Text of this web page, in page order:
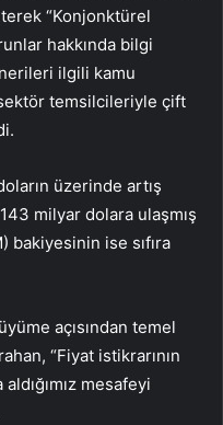
“Konjonktürel
hakkında bilgi
ilgili kamu
temsilcileriyle çift
üzerinde artış
milyar dolara ulaşmış
bakiyesinin ise sıfıra
açısından temel
“Fiyat istikrarının
mesafeyi